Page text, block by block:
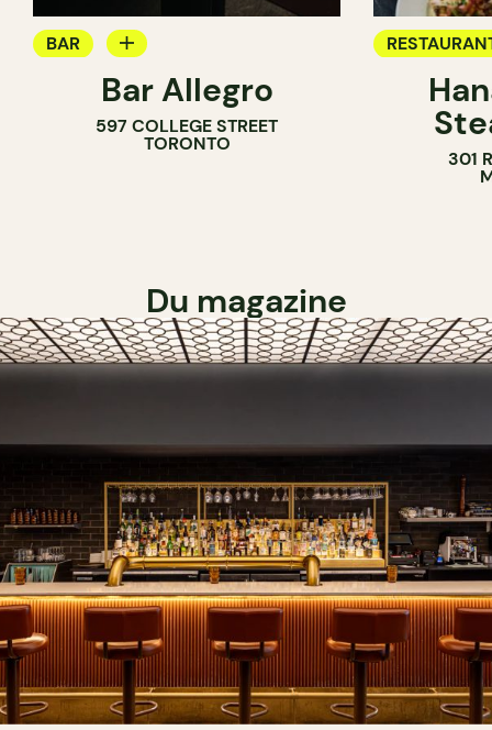
BAR
BAR À VIN
BAR À COCKTAIL
Bar Allegro
597 COLLEGE STREET
TORONTO
BAR À
301
Du magazine